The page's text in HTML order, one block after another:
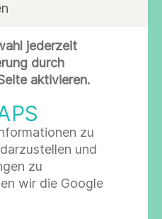
jederzeit
durch
aktivieren.
zu
und
zu
wir die Google